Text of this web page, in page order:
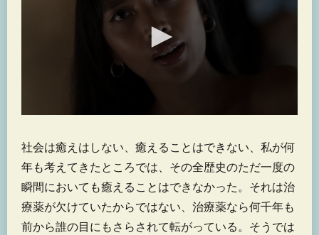
社会は癒えはしない、癒えることはできない、私が何
年も考えてきたところでは、その全歴史のただ一度の
瞬間においても癒えることはできなかった。それは治
療薬が欠けていたからではない、治療薬なら何千年も
前から誰の目にもさらされて転がっている。そうでは